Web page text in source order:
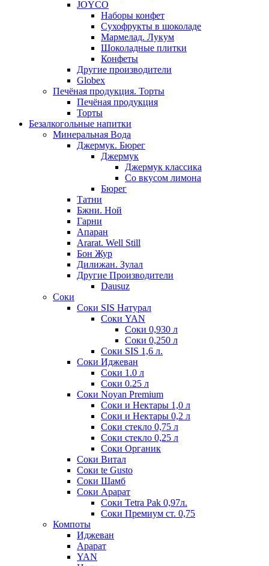
JOYCO
Наборы конфет
Сухофрукты в шоколаде
Мармелад. Лукум
Шоколадные плитки
Конфеты
Другие производители
Globex
Печёная продукция. Торты
Печёная продукция
Торты
Безалкогольные напитки
Минеральная Вода
Джермук. Бюрег
Джермук
Джермук классика
Со вкусом лимона
Бюрег
Татни
Бжни. Ной
Гарни
Апаран
Ararat. Well Still
Бон Жур
Дилижан. Зулал
Другие Производители
Dausuz
Соки
Соки SIS Натурал
Соки YAN
Соки 0,930 л
Соки 0,250 л
Соки SIS 1,6 л.
Соки Иджеван
Соки 1.0 л
Соки 0.25 л
Соки Noyan Premium
Соки и Нектары 1,0 л
Соки и Нектары 0,2 л
Соки стекло 0,75 л
Соки стекло 0,25 л
Соки Органик
Соки Витал
Соки te Gusto
Соки Шамб
Соки Арарат
Соки Tetra Pak 0,97л.
Соки Премиум ст. 0,75
Компоты
Иджеван
Арарат
YAN